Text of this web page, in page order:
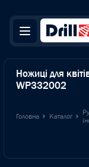
Ножиці для
WP332002
Головна Каталог